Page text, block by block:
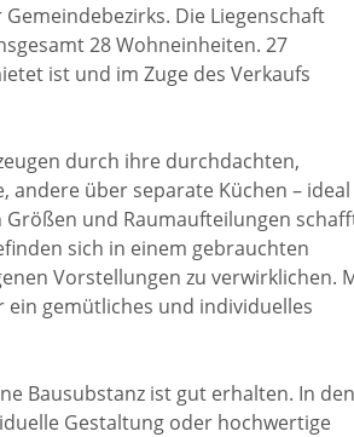
Die Liegenschaft
28 Wohneinheiten. 27
ist und im Zuge des Verkaufs
durch ihre durchdachten,
andere über separate Küchen – ideal
Größen und Raumaufteilungen
sich in einem gebrauchten
Vorstellungen zu verwirklichen.
gemütliches und individuelles
Bausubstanz ist gut erhalten. In den
Gestaltung oder hochwertige